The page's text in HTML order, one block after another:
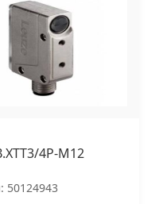
4P-M12
50124943